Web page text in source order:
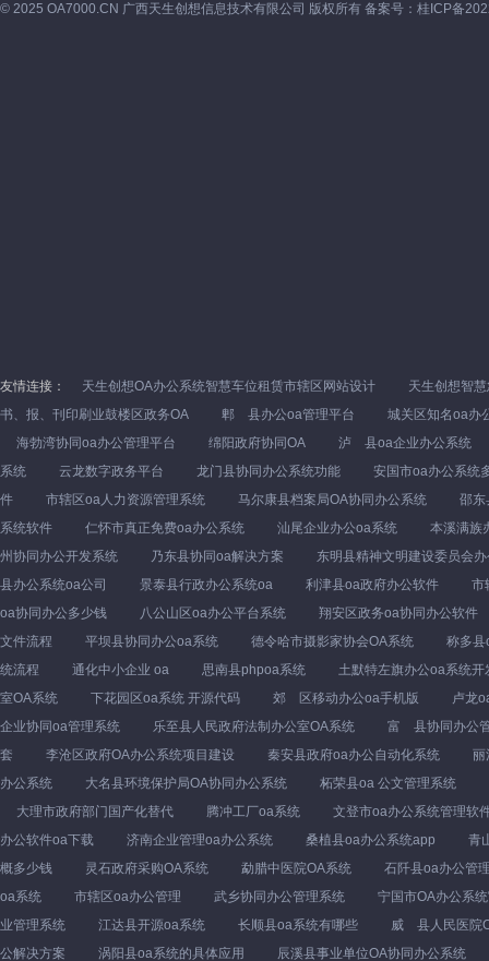
© 2025 OA7000.CN 广西天生创想信息技术有限公司 版权所有 备案号： 桂ICP备
友情连接： 天生创想OA办公系统智慧车位租赁市辖区网站设计
天生创想智
书、报、刊印刷业鼓楼区政务OA
郫 县办公oa管理平台
城关区知名oa办
海勃湾协同oa办公管理平台
绵阳政府协同OA
泸 县oa企业办公系统
系统
云龙数字政务平台 龙门县协同办公系统功能
安国市oa办公系统
件
市辖区oa人力资源管理系统 马尔康县档案局OA协同办公系统
邵东
系统软件
仁怀市真正免费oa办公系统 汕尾企业办公oa系统
本溪满族
州协同办公开发系统
乃东县协同oa解决方案
东明县精神文明建设委员会
县办公系统oa公司
景泰县行政办公系统oa 利津县oa政府办公软件
市
oa协同办公多少钱
八公山区oa办公平台系统
翔安区政务oa协同办公软件
文件流程
平坝县协同办公oa系统 德令哈市摄影家协会OA系统
称多县
统流程
通化中小企业 oa 思南县phpoa系统
土默特左旗办公oa系统开
室OA系统
下花园区oa系统 开源代码 郊 区移动办公oa手机版
卢龙
企业协同oa管理系统
乐至县人民政府法制办公室OA系统
富 县协同办公
套
李沧区政府OA办公系统项目建设 秦安县政府oa办公自动化系统
丽
办公系统
大名县环境保护局OA协同办公系统
柘荣县oa 公文管理系统
大理市政府部门国产化替代
腾冲工厂oa系统
文登市oa办公系统管理软
办公软件oa下载
济南企业管理oa办公系统 桑植县oa办公系统app
青
概多少钱
灵石政府采购OA系统 勐腊中医院OA系统
石阡县oa办公管
oa系统
市辖区oa办公管理 武乡协同办公管理系统
宁国市OA办公系
业管理系统
江达县开源oa系统 长顺县oa系统有哪些
威 县人民医院
公解决方案
涡阳县oa系统的具体应用
辰溪县事业单位OA协同办公系统